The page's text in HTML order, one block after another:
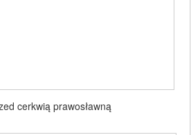
cerkwią prawosławną